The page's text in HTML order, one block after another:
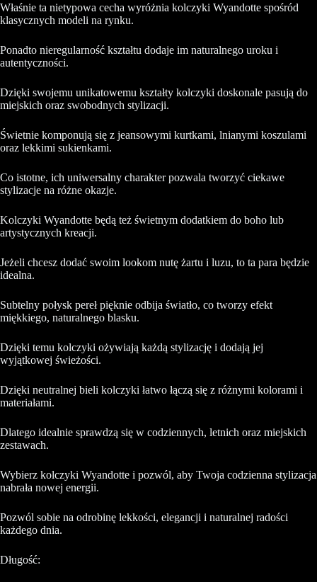
Właśnie ta nietypowa cecha wyróżnia kolczyki Wyandotte spośród
klasycznych modeli na rynku.
Ponadto nieregularność kształtu dodaje im naturalnego uroku i
autentyczności.
Dzięki swojemu unikatowemu kształty kolczyki doskonale pasują do
miejskich oraz swobodnych stylizacji.
Świetnie komponują się z jeansowymi kurtkami, lnianymi koszulami
oraz lekkimi sukienkami.
Co istotne, ich uniwersalny charakter pozwala tworzyć ciekawe
stylizacje na różne okazje.
Kolczyki Wyandotte będą też świetnym dodatkiem do boho lub
artystycznych kreacji.
Jeżeli chcesz dodać swoim lookom nutę żartu i luzu, to ta para będzie
idealna.
Subtelny połysk pereł pięknie odbija światło, co tworzy efekt
miękkiego, naturalnego blasku.
Dzięki temu kolczyki ożywiają każdą stylizację i dodają jej
wyjątkowej świeżości.
Dzięki neutralnej bieli kolczyki łatwo łączą się z różnymi kolorami i
materiałami.
Dlatego idealnie sprawdzą się w codziennych, letnich oraz miejskich
zestawach.
Wybierz kolczyki Wyandotte i pozwól, aby Twoja codzienna stylizacja
nabrała nowej energii.
Pozwól sobie na odrobinę lekkości, elegancji i naturalnej radości
każdego dnia.
Długość: